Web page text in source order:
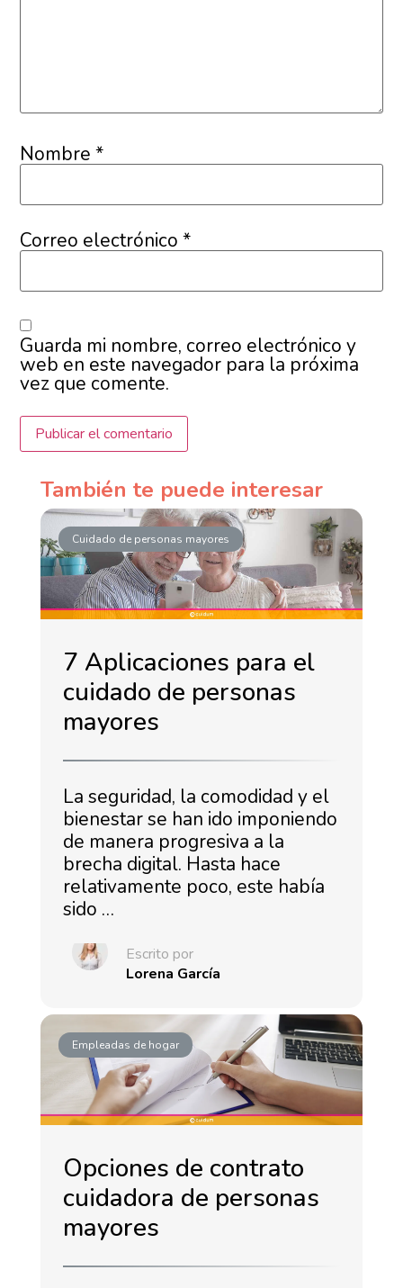
Nombre*
Correo electrónico*
Guarda mi nombre, correo electrónico y
web en este navegador para la próxima
vez que comente.
También te puede interesar
Cuidado de personas mayores
7 Aplicaciones para el
cuidado de personas
mayores
La seguridad, la comodidad y el
bienestar se han ido imponiendo
de manera progresiva a la
brecha digital. Hasta hace
relativamente poco, este había
sido …
Escrito por
Lorena García
Empleadas de hogar
Opciones de contrato
cuidadora de personas
mayores